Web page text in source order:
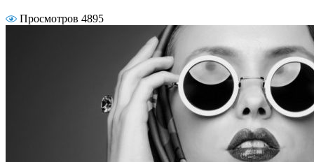
Просмотров 4895